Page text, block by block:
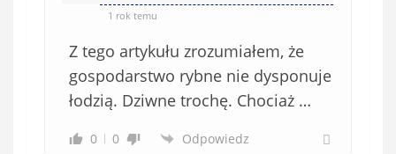
1 rok temu
Z tego artykułu zrozumiałem, że
gospodarstwo rybne nie dysponuje
łodzią. Dziwne trochę. Chociaż …
0 0 Odpowiedz